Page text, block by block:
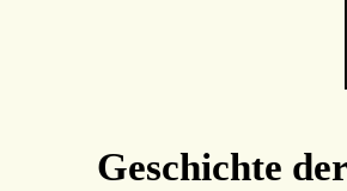
Geschichte